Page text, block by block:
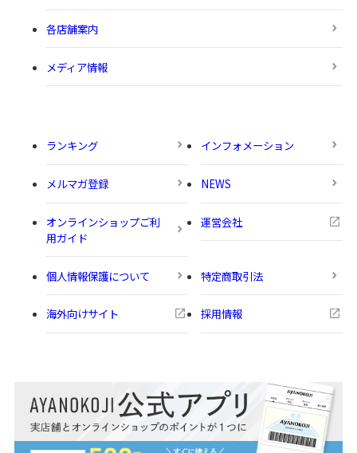
各店舗案内
メディア情報
ランキング インフォメーション
メルマガ登録 NEWS
オンラインショップご利
用ガイド
運営会社
個人情報保護について 特定商取引法
海外向けサイト 採用情報